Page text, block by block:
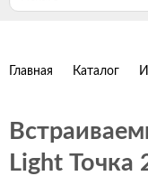
Главная Каталог
Light Точка